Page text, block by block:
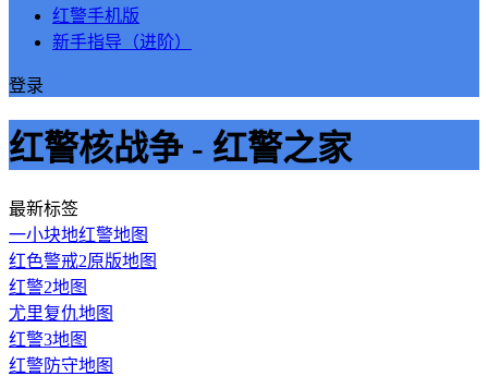
红警手机版
新手指导（进阶）
登录
红警核战争 - 红警之家
最新标签
一小块地红警地图
红色警戒2原版地图
红警2地图
尤里复仇地图
红警3地图
红警防守地图